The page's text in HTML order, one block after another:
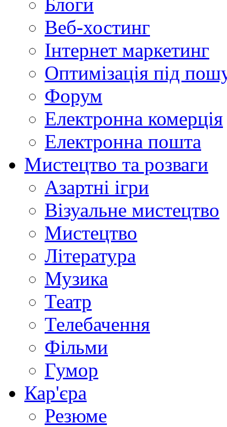
Веб-хостинг
Інтернет маркетинг
Оптимізація під
Форум
Електронна комерція
Електронна пошта
Мистецтво та розваги
Азартні ігри
Візуальне мистецтво
Мистецтво
Література
Музика
Театр
Телебачення
Фільми
Гумор
Кар'єра
Резюме